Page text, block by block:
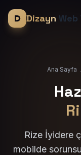
Dizayn Web
Ana Sayfa
Rize İyidere
mobilde